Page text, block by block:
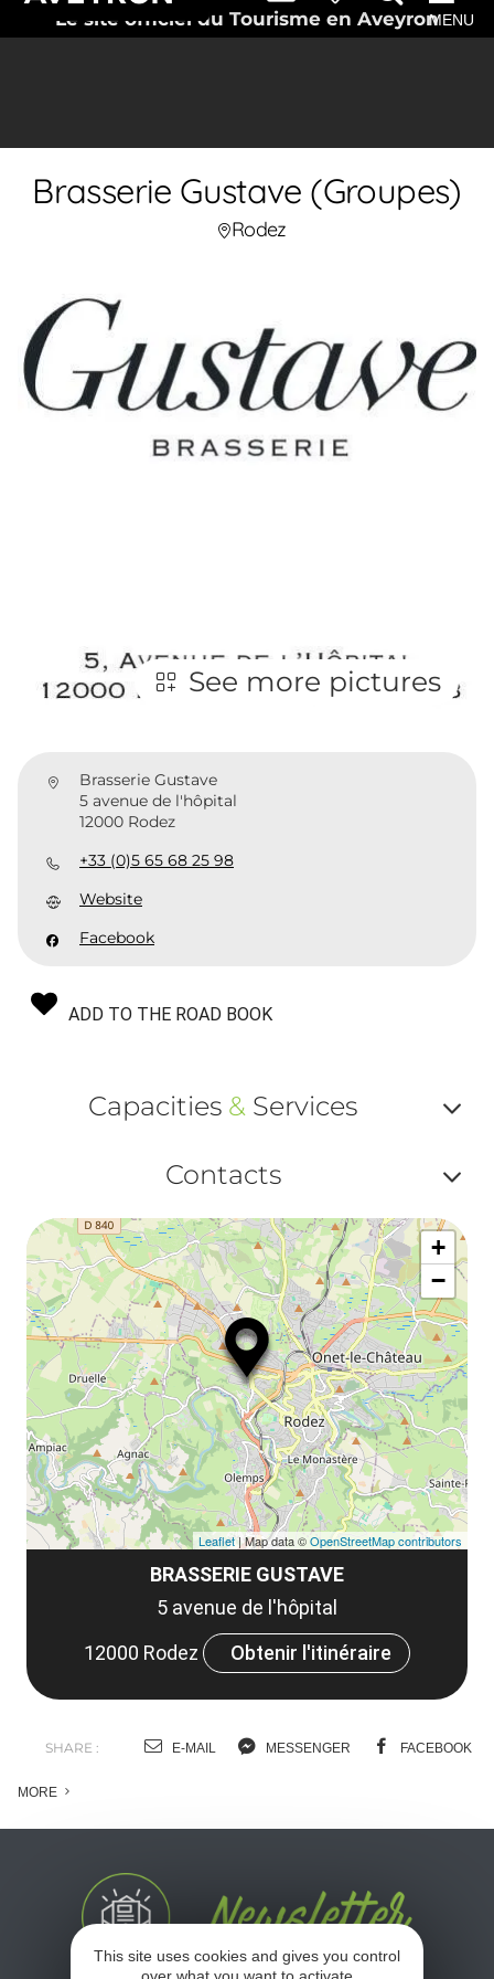
Le site officiel du Tourisme en AveyronMENU
Brasserie Gustave (Groupes)
Rodez
See more pictures
Brasserie Gustave
5 avenue de l'hôpital
12000 Rodez
+33 (0)5 65 68 25 98
Website
Facebook
ADD TO THE ROAD BOOK
Capacities & Services
ou
Contacts
ou
BRASSERIE GUSTAVE
5 avenue de l'hôpital
12000 Rodez
Obtenir l'itinéraire
+
−
Leaflet | Map data ©OpenStreetMap contributors
SHARE : E-MAIL MESSENGER FACEBOOK
MORE
This site uses cookies and gives you control
over what you want to activate